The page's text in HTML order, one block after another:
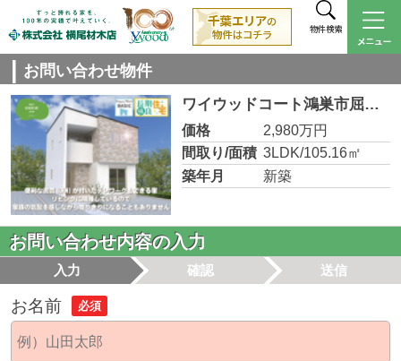
物件検索
お問い合わせ物件
ワイウッドコート鴻巣市屈巣第3期 3号棟
価格
2,980万円
間取り/面積 3LDK/105.16㎡
築年月
新築
お問い合わせ内容の入力
入力 確認 送信
お名前 必須